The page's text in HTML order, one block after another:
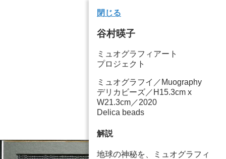
閉じる
谷村暎子
ミュオグラフィアート
プロジェクト
ミュオグラフイ／Muography
デリカビーズ／H15.3cm x
W21.3cm／2020
Delica beads
解説
地球の神秘を、ミュオグラフィ